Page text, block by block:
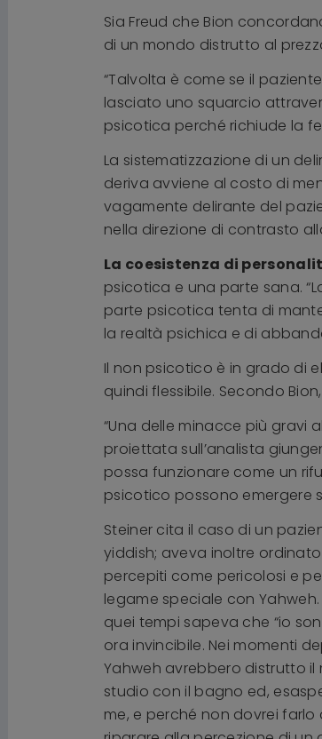
Sia Freud che Bion
di un mondo distrutto al
“Talvolta è come se il
lasciato uno squarcio
psicotica perché richiude la
La sistematizzazione di un
deriva avviene al costo di
vagamente delirante del
nella direzione di contrasto
La coesistenza di
psicotica e una parte sana.
parte psicotica tenta di
la realtà psichica e di
Il non psicotico è in grado di
quindi flessibile. Secondo
“Una delle minacce più gravi
proiettata sull’analista
possa funzionare come un
psicotico possono emergere
Steiner cita il caso di un
yiddish; aveva inoltre
percepiti come pericolosi e
legame speciale con
quei tempi sapeva che “io
ora invincibile. Nei momenti
Yahweh avrebbero distrutto
studio con il bagno ed,
me, e perché non dovrei